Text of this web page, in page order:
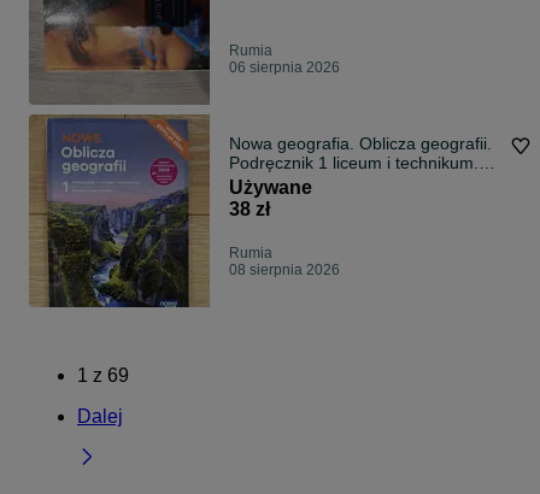
Rumia
06 sierpnia 2026
Nowa geografia. Oblicza geografii.
Podręcznik 1 liceum i technikum.
Zakres podstawowy. Edycja 2024
Używane
38 zł
Rumia
08 sierpnia 2026
1 z 69
Dalej